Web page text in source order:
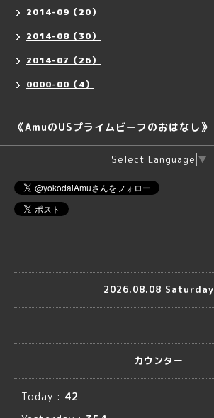
2014-09（20）
2014-08（30）
2014-07（26）
0000-00（4）
《AmuのUSプライムビーフのおはなし》
Select Language ▼
2026.08.08 Saturday
カウンター
Today : 42